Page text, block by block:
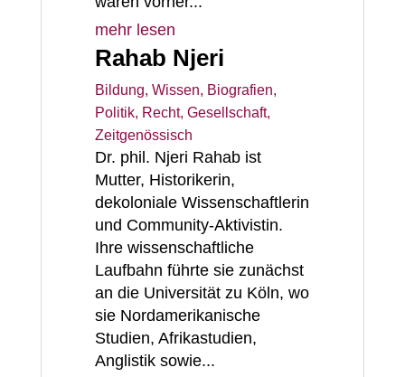
mehr lesen
Rahab Njeri
Bildung, Wissen, Biografien,
Politik, Recht, Gesellschaft,
Zeitgenössisch
Dr. phil. Njeri Rahab ist
Mutter, Historikerin,
dekoloniale Wissenschaftlerin
und Community-Aktivistin.
Ihre wissenschaftliche
Laufbahn führte sie zunächst
an die Universität zu Köln, wo
sie Nordamerikanische
Studien, Afrikastudien,
Anglistik sowie...